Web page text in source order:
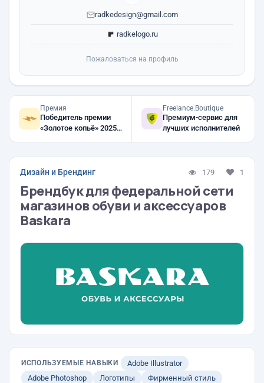
radkedesign@gmail.com
radkelogo.ru
Пожаловаться на профиль
Премия
Победитель премии
«Золотое копьё» 2025,
Freelance.Boutique
Премиум-сервис для
лучших исполнителей
Дизайн и Брендинг 179 1
Брендбук для федеральной сети
магазинов обуви и аксессуаров
Baskara
ИСПОЛЬЗУЕМЫЕ НАВЫКИ
Adobe Illustrator
Adobe Photoshop
Логотипы
Фирменный стиль